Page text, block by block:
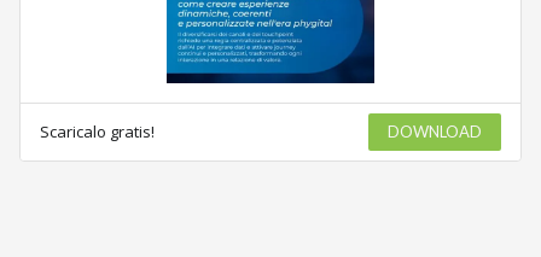
Scaricalo gratis! DOWNLOAD